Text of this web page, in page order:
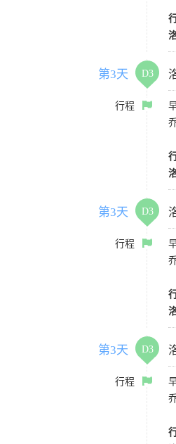
第3天 D3
行程
第3天 D3
行程
第3天 D3
行程